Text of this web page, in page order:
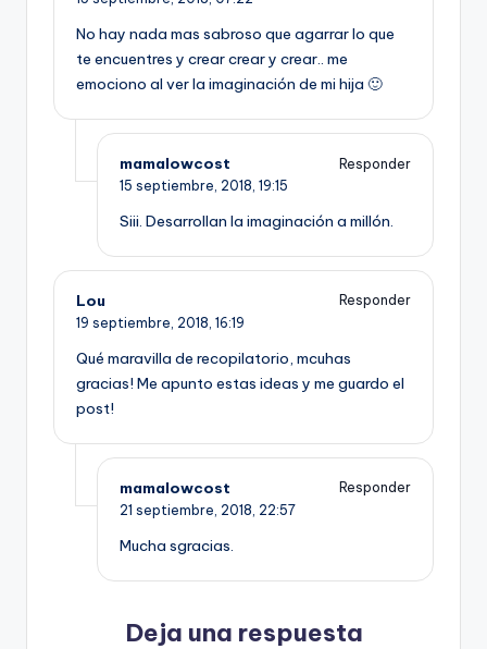
No hay nada mas sabroso que agarrar lo que
te encuentres y crear crear y crear.. me
emociono al ver la imaginación de mi hija 🙂
mamalowcost
Responder
15 septiembre, 2018, 19:15
Siii. Desarrollan la imaginación a millón.
Lou
Responder
19 septiembre, 2018, 16:19
Qué maravilla de recopilatorio, mcuhas
gracias! Me apunto estas ideas y me guardo el
post!
mamalowcost
Responder
21 septiembre, 2018, 22:57
Mucha sgracias.
Deja una respuesta